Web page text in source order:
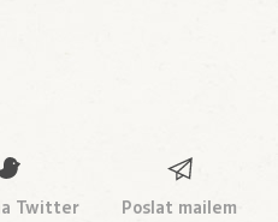
Twitter Poslat mailem